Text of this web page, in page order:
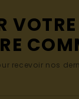
VOTRE
recevoir nos